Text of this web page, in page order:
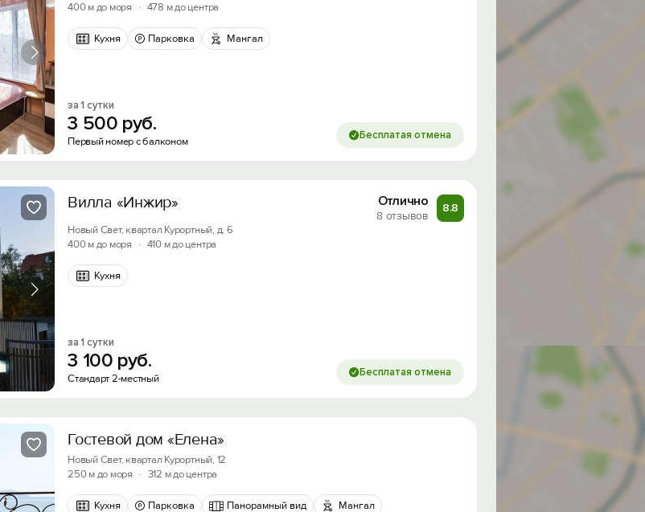
400 м до моря
· 478 м до центра
Кухня Парковка Мангал
за 1 сутки
3 500 руб.
Первый номер с балконом Бесплатая отмена
Вилла «Инжир» Отлично
8 отзывов
8.8
Новый Свет, квартал Курортный, д. 6
400 м до моря
· 410 м до центра
Кухня
за 1 сутки
3 100 руб.
Стандарт 2-местный Бесплатая отмена
Гостевой дом «Елена»
Новый Свет, квартал Курортный, 12
250 м до моря
· 312 м до центра
Кухня Парковка Панорамный вид Мангал